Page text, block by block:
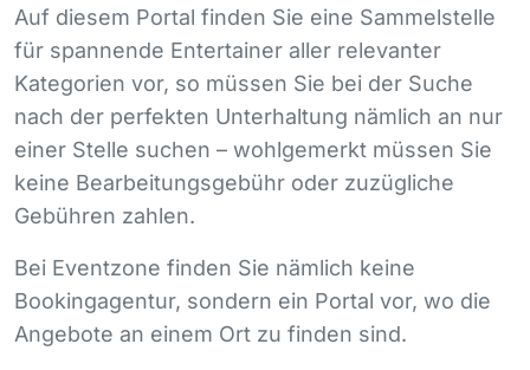
Auf diesem Portal finden Sie eine Sammelstelle
für spannende Entertainer aller relevanter
Kategorien vor, so müssen Sie bei der Suche
nach der perfekten Unterhaltung nämlich an nur
einer Stelle suchen – wohlgemerkt müssen Sie
keine Bearbeitungsgebühr oder zuzügliche
Gebühren zahlen.
Bei Eventzone finden Sie nämlich keine
Bookingagentur, sondern ein Portal vor, wo die
Angebote an einem Ort zu finden sind.